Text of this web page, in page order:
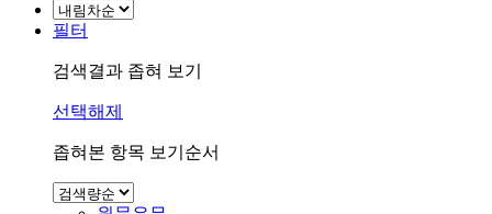
필터
검색결과 좁혀 보기
선택해제
좁혀본 항목 보기순서